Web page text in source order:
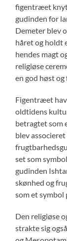
figentræet
gudinden for
Demeter blev
håret og holdt
hendes magt
religiøse
en god høst
Figentræet
oldtidens
betragtet som
blev
set som
gudinden
skønhed og
som et symbol
Den religiøse
strakte sig